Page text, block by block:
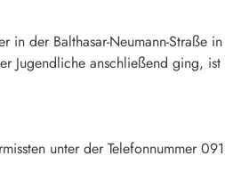
der Balthasar-Neumann-Straße in
Jugendliche anschließend ging,
unter der Telefonnummer